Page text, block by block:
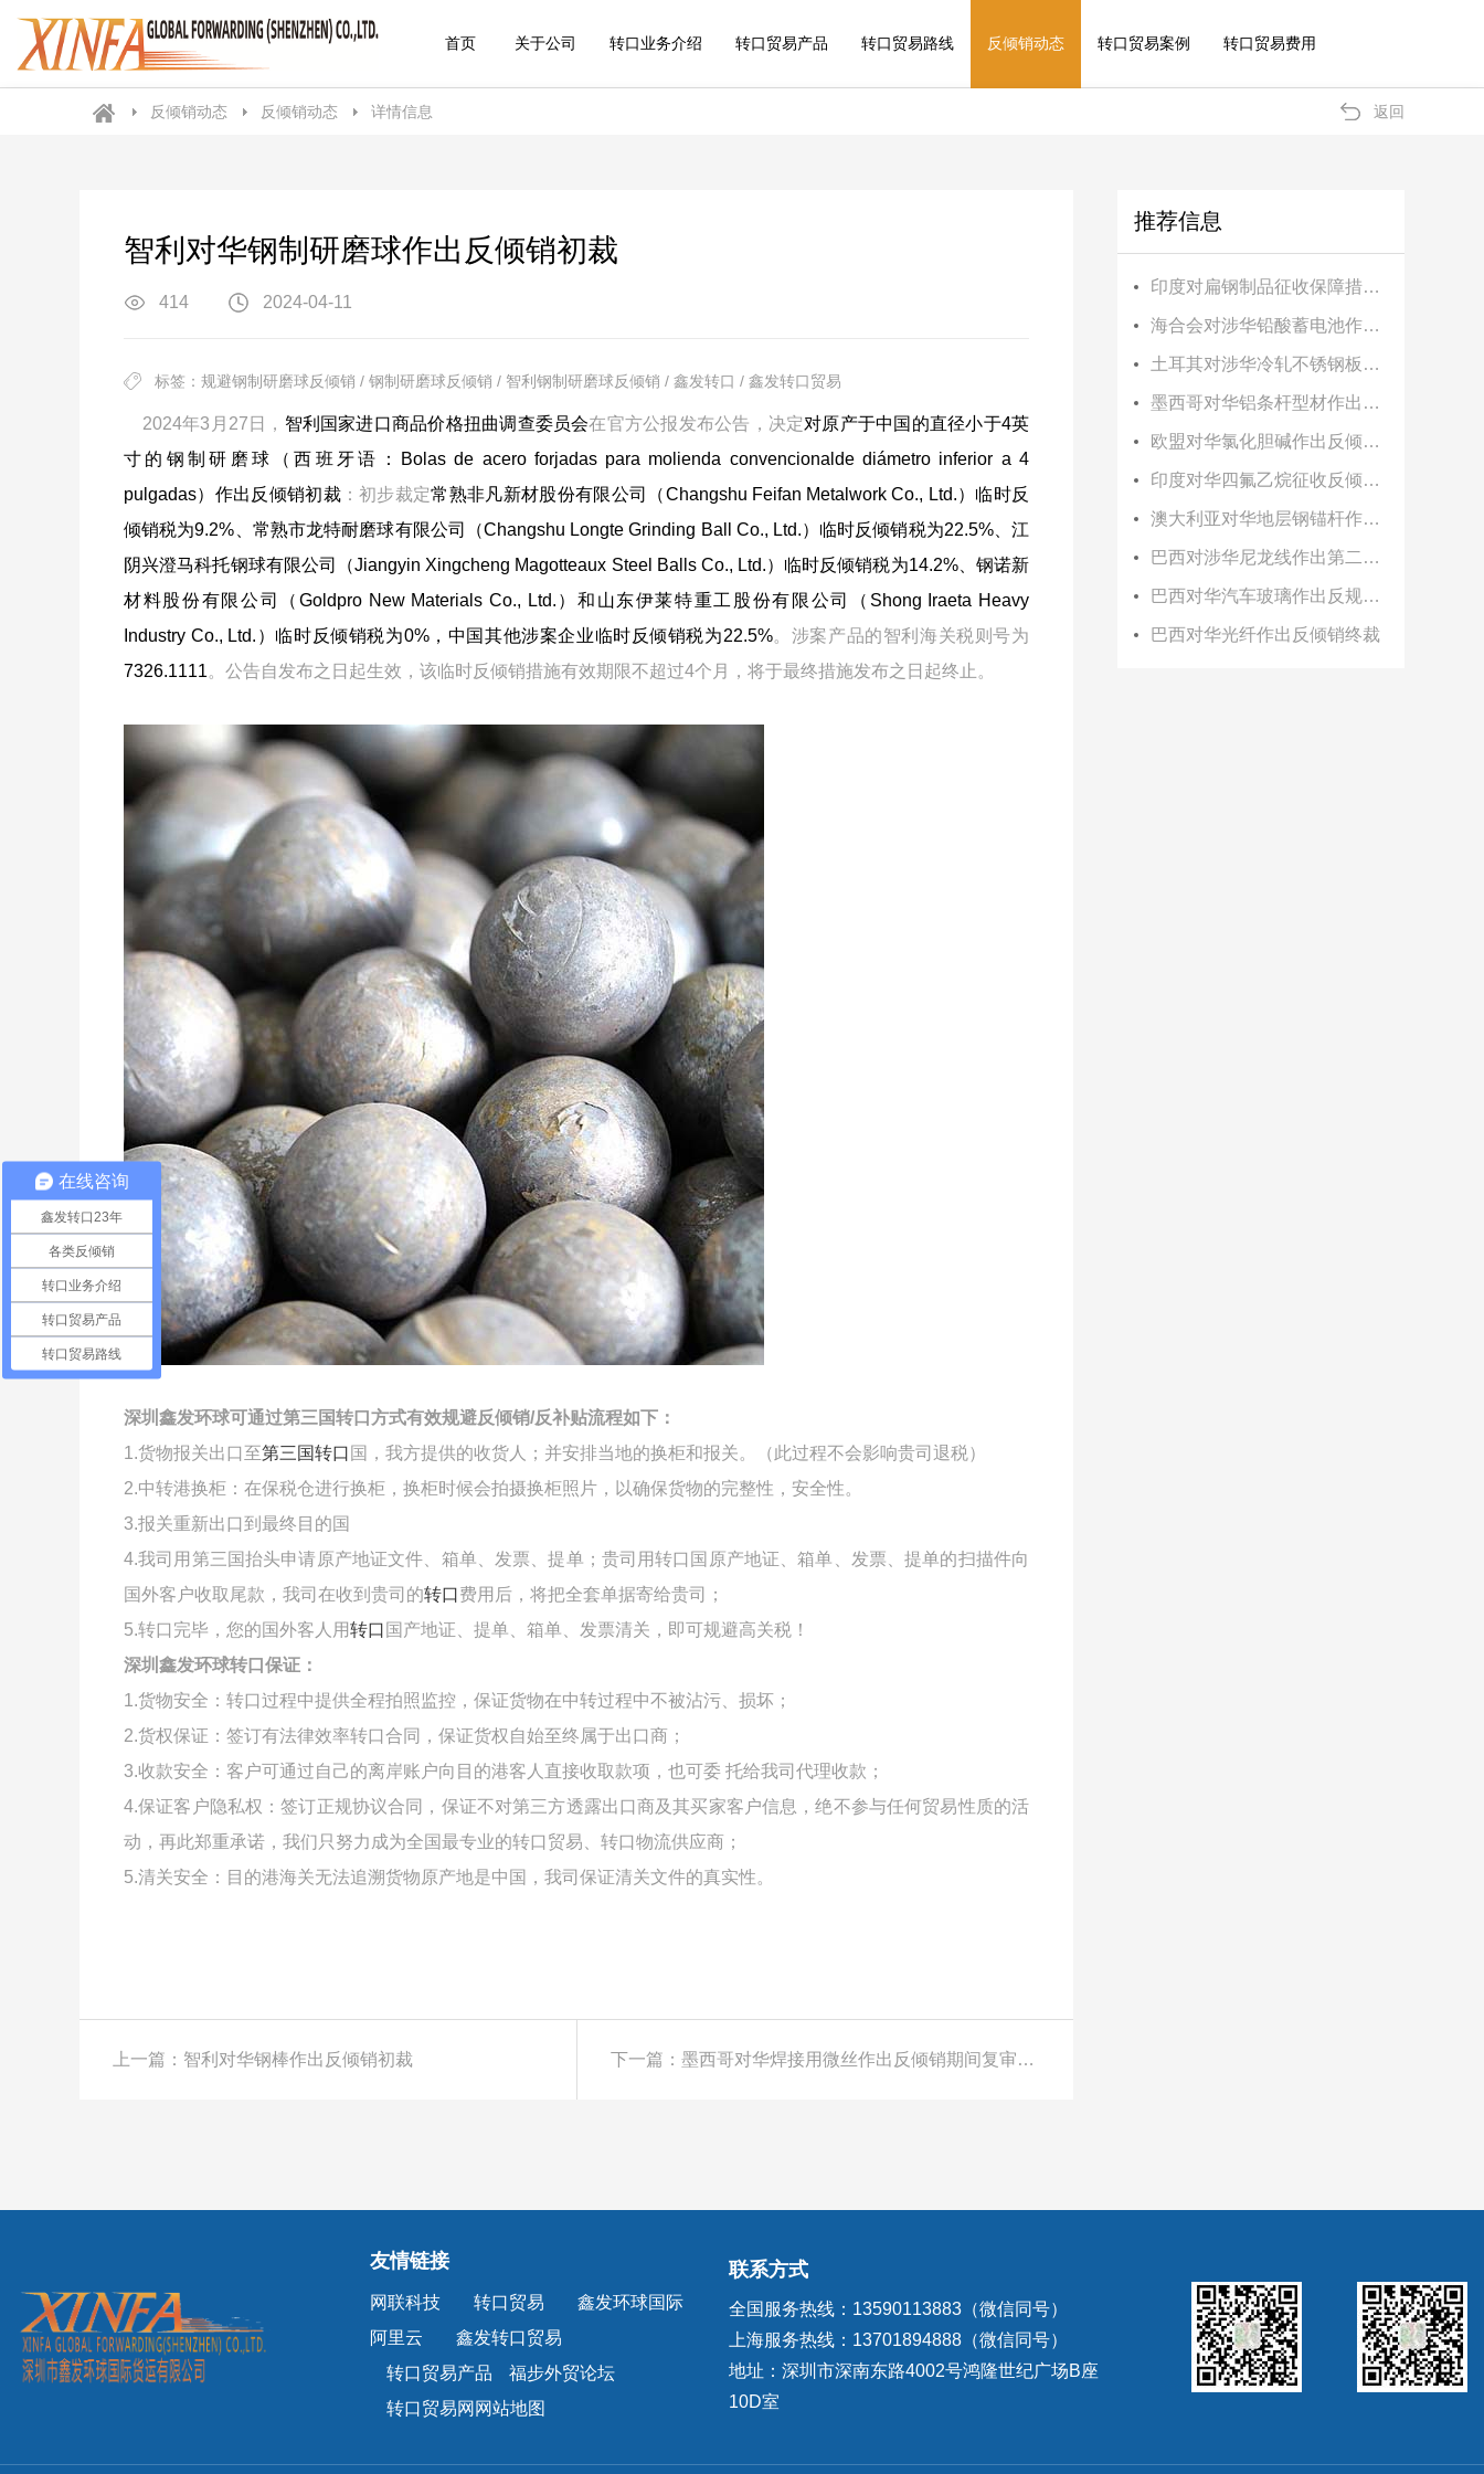
首页 关于公司 转口业务介绍 转口贸易产品 转口贸易路线 反倾销动态 转口贸易案例 转口贸易费用
反倾销动态 反倾销动态 详情信息 返回
智利对华钢制研磨球作出反倾销初裁
414 2024-04-11
标签：规避钢制研磨球反倾销 / 钢制研磨球反倾销 / 智利钢制研磨球反倾销 / 鑫发转口 / 鑫发转口贸易
2024年3月27日， 智利国家进口商品价格扭曲调查委员会在官方公报发布公告，决定对原产于中国的直径小于4英
寸的钢制研磨球（西班牙语：Bolas de acero forjadas para molienda convencionalde diámetro inferior a 4
pulgadas）作出反倾销初裁：初步裁定常熟非凡新材股份有限公司（Changshu Feifan Metalwork Co., Ltd.）临时反
倾销税为9.2%、常熟市龙特耐磨球有限公司（Changshu Longte Grinding Ball Co., Ltd.）临时反倾销税为22.5%、江
阴兴澄马科托钢球有限公司（Jiangyin Xingcheng Magotteaux Steel Balls Co., Ltd.）临时反倾销税为14.2%、钢诺新
材料股份有限公司（Goldpro New Materials Co., Ltd.）和山东伊莱特重工股份有限公司（Shong Iraeta Heavy
Industry Co., Ltd.）临时反倾销税为0%，中国其他涉案企业临时反倾销税为22.5%。涉案产品的智利海关税则号为
7326.1111。公告自发布之日起生效，该临时反倾销措施有效期限不超过4个月，将于最终措施发布之日起终止。
深圳鑫发环球可通过第三国转口方式有效规避反倾销/反补贴流程如下：
1.货物报关出口至第三国转口 国，我方提供的收货人；并安排当地的换柜和报关。（此过程不会影响贵司退税）
2.中转港换柜：在保税仓进行换柜，换柜时候会拍摄换柜照片，以确保货物的完整性，安全性。
3.报关重新出口到最终目的国
4.我司用第三国抬头申请原产地证文件、箱单、发票、提单；贵司用转口国原产地证、箱单、发票、提单的扫描件向
国外客户收取尾款，我司在收到贵司的转口费用后，将把全套单据寄给贵司；
5.转口完毕，您的国外客人用转口 国产地证、提单 、箱单、发票清关，即可规避高关税！
深圳鑫发环球转口保证：
1.货物安全：转口过程中提供全程拍照监控，保证货物在中转过程中不被沾污、损坏；
2.货权保证：签订有法律效率转口合同，保证货权自始至终属于出口商；
3.收款安全：客户可通过自己的离岸账户向目的港客人直接收取款项，也可委 托给我司代理收款；
4.保证客户隐私权：签订正规协议合同，保证不对第三方透露出口商及其买家客户信息，绝不参与任何贸易性质的活
动，再此郑重承诺，我们只努力成为全国最专业的转口贸易、转口物流供应商；
5.清关安全：目的港海关无法追溯货物原产地是中国，我司保证清关文件的真实性。
上一篇：智利对华钢棒作出反倾销初裁 下一篇：墨西哥对华焊接用微丝作出反倾销期间复审初裁
推荐信息
印度对扁钢制品征收保障措施税
海合会对涉华铅酸蓄电池作出反倾销终裁
土耳其对涉华冷轧不锈钢板卷作出反倾销终裁
墨西哥对华铝条杆型材作出反倾销初裁
欧盟对华氯化胆碱作出反倾销终裁
印度对华四氟乙烷征收反倾销税
澳大利亚对华地层钢锚杆作出双反初裁
巴西对涉华尼龙线作出第二次反倾销日落复审终裁
巴西对华汽车玻璃作出反规避终裁
巴西对华光纤作出反倾销终裁
友情链接
网联科技 转口贸易
鑫发环球国际
阿里云
鑫发转口贸易
转口贸易产品
福步外贸论坛
转口贸易网网站地图
联系方式
全国服务热线：13590113883（微信同号）
上海服务热线：13701894888（微信同号）
地址：深圳市深南东路4002号鸿隆世纪广场B座
10D室
在线咨询
鑫发转口23年
各类反倾销
转口业务介绍
转口贸易产品
转口贸易路线